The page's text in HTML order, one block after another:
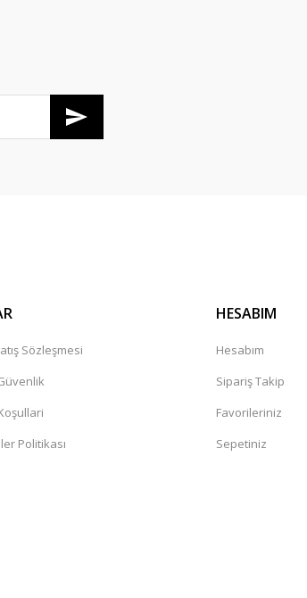
Sözleşmesi
Politikası
HESABIM
Hesabım
Sipariş Takip
Favorileriniz
Sepetiniz